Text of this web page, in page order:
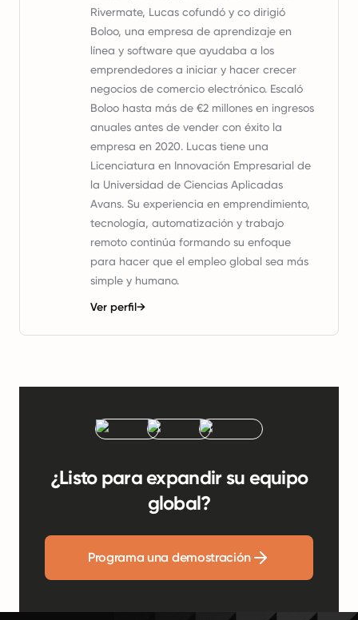
Rivermate, Lucas cofundó y co dirigió
Boloo, una empresa de aprendizaje en
línea y software que ayudaba a los
emprendedores a iniciar y hacer crecer
negocios de comercio electrónico. Escaló
Boloo hasta más de €2 millones en ingresos
anuales antes de vender con éxito la
empresa en 2020. Lucas tiene una
Licenciatura en Innovación Empresarial de
la Universidad de Ciencias Aplicadas
Avans. Su experiencia en emprendimiento,
tecnología, automatización y trabajo
remoto continúa formando su enfoque
para hacer que el empleo global sea más
simple y humano.
Ver perfil→
¿Listo para expandir su equipo
global?
Programa una demostración